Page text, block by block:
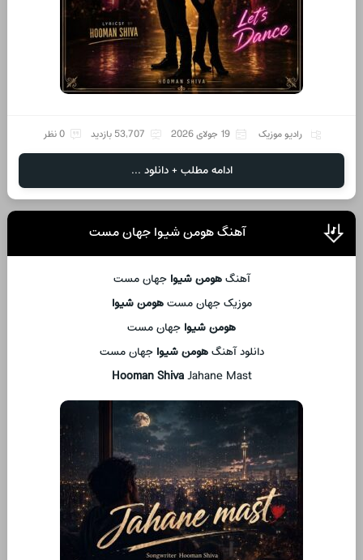
رادیو موزیک 19 جولای 2026 53,707 بازدید 0 نظر
ادامه مطلب + دانلود ...
آهنگ هومن شیوا جهان مست
آهنگهومن شیوا جهان مست
موزیک جهان مستهومن شیوا
هومن شیوا جهان مست
دانلود آهنگهومن شیوا جهان مست
Hooman ShivaJahane Mast